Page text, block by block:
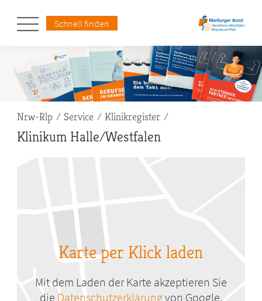
Schnell finden
Pfadnavigation
Nrw-Rlp Service Klinikregister
Klinikum Halle/Westfalen
Karte per Klick laden
Mit dem Laden der Karte akzeptieren Sie
die Datenschutzerklärungvon Google.